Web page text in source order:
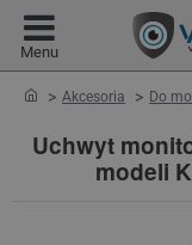
Uchwyt
modeli
homeAkcesoria Do